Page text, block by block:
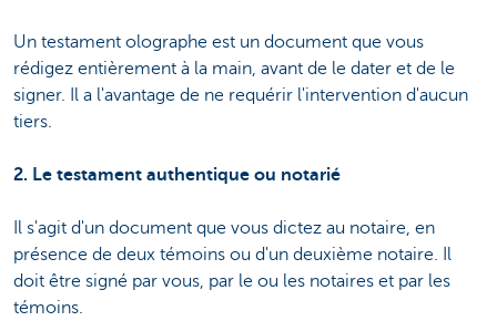
Un testament olographe est un document que vous
rédigez entièrement à la main, avant de le dater et de le
signer. Il a l'avantage de ne requérir l'intervention d'aucun
tiers.
2. Le testament authentique ou notarié
Il s'agit d'un document que vous dictez au notaire, en
présence de deux témoins ou d'un deuxième notaire. Il
doit être signé par vous, par le ou les notaires et par les
témoins.